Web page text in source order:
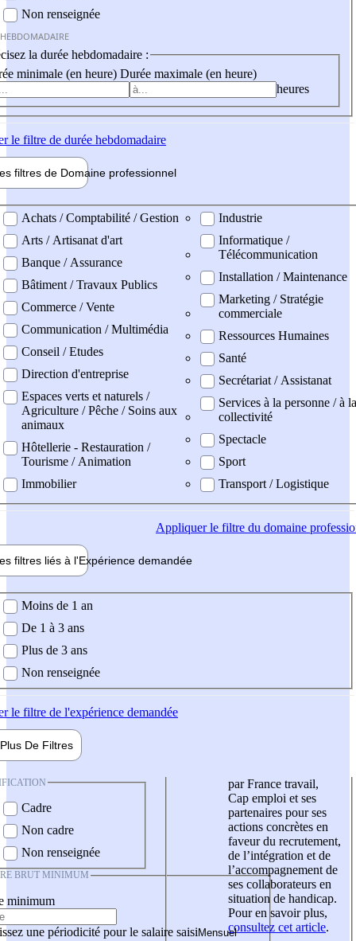
Non renseignée
la durée hebdomadaire :
minimale (en heure) Durée maximale (en heure)
heures
le filtre de durée hebdomadaire
filtres de Domaine professionnel
professionel
Achats / Comptabilité / Gestion
Arts / Artisanat d'art
Banque / Assurance
Bâtiment / Travaux Publics
Commerce / Vente
Communication / Multimédia
Conseil / Etudes
Direction d'entreprise
Espaces verts et naturels /
Agriculture / Pêche / Soins aux
animaux
Hôtellerie - Restauration /
Tourisme / Animation
Immobilier
Industrie
Informatique /
Télécommunication
Installation / Maintenance
Marketing / Stratégie
commerciale
Ressources Humaines
Santé
Secrétariat / Assistanat
Services à la personne / à la
collectivité
Spectacle
Sport
Transport / Logistique
Appliquerle filtre du domaine
filtres liés à l'Expérience demandée
demandée
Moins de 1 an
De 1 à 3 ans
Plus de 3 ans
Non renseignée
le filtre de l'expérience demandée
Plus De Filtres
Cadre
Non cadre
Non renseignée
BRUT MINIMUM
minimum
une périodicité pour le salaire saisi
par France travail,
Cap emploi et ses
partenaires pour ses
actions concrètes en
faveur du recrutement,
de l’intégration et de
l’accompagnement de
ses collaborateurs en
situation de handicap.
Pour en savoir plus,
consultez cet article.